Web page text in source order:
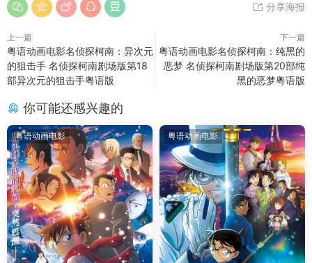
分享海报
上一篇
粤语动画电影名侦探柯南：异次元
的狙击手 名侦探柯南剧场版第18
部异次元的狙击手粤语版
下一篇
粤语动画电影名侦探柯南：纯黑的
恶梦 名侦探柯南剧场版第20部纯
黑的恶梦粤语版
你可能还感兴趣的
粤语动画电影 粤语动画电影